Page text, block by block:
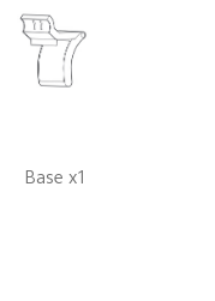
Base x1